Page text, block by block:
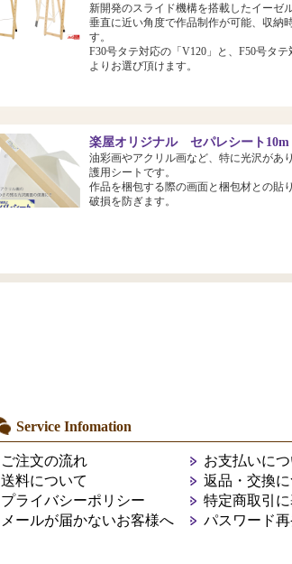
新開発のスライド機構を搭載したイーゼル
垂直に近い角度で作品制作が可能、収納
す。
F30号タテ対応の「V120」と、F50号タ
よりお選び頂けます。
楽屋オリジナル セパレシート10m
油彩画やアクリル画など、特に光沢があ
護用シートです。
作品を梱包する際の画面と梱包材との貼
破損を防ぎます。
Service Infomation
ご注文の流れ
お支払いにつ
送料について
返品・交換
プライバシーポリシー
特定商取引
メールが届かないお客様へ
パスワード